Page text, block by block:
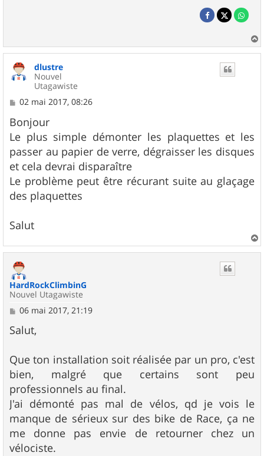
a
dlustre
Nouvel
Utagawiste
M
s
s
a
g
e
02 mai 2017, 08:26
Bonjour
Le plus simple démonter les plaquettes et les
passer au papier de verre, dégraisser les disques
et cela devrai disparaître
Le problème peut être récurant suite au glaçage
des plaquettes
Salut
a
HardRockClimbinG
Nouvel Utagawiste
M
s
s
g
e
06 mai 2017, 21:19
Salut,
Que ton installation soit réalisée par un pro, c'est
bien, malgré que certains sont peu
professionnels au final.
J'ai démonté pas mal de vélos, qd je vois le
manque de sérieux sur des bike de Race, ça ne
me donne pas envie de retourner chez un
vélociste.